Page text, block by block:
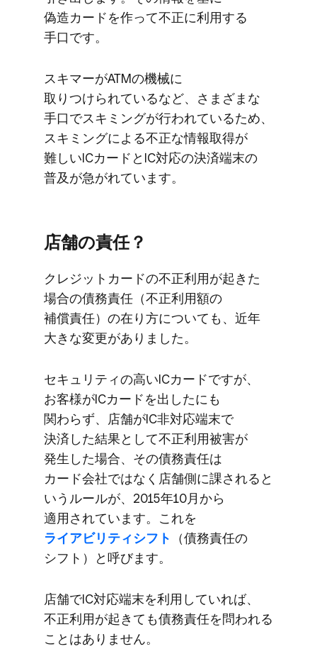
偽造カードを​作って​不正に​利用する​
手口です。
スキマーが​ATMの​機械に​
取りつけられているなど、​さまざまな​
手口で​スキミングが​行われている​ため、​
スキミングに​よる​不正な​情報取得が​
難しい​ICカードと​IC対応の​決済端末の​
普及が​急がれています。
店舗の​責任？
クレジットカードの​不正利用が​起きた​
場合の​債務責任​（不正利用額の​
補償責任）の​在り方に​ついても、​近年​
大きな​変更が​ありました。
セキュリティの​高い​ICカードですが、​
お客様が​ICカードを​出したにも​
関わらず、​店舗が​IC非対応端末で​
決済した​結果と​して​不正利用被害が​
発生した​場合、​その​債務責任は​
カード会社ではなく​店舗側に​課されると​
いう​ルールが、​2015年10月から​
適用されています。​これを
ライアビリティシフト
​（債務責任の​
シフト）と​呼びます。
店舗で​IC対応端末を​利用していれば、​
不正利用が​起きても​債務責任を​問われる​
ことは​ありません。